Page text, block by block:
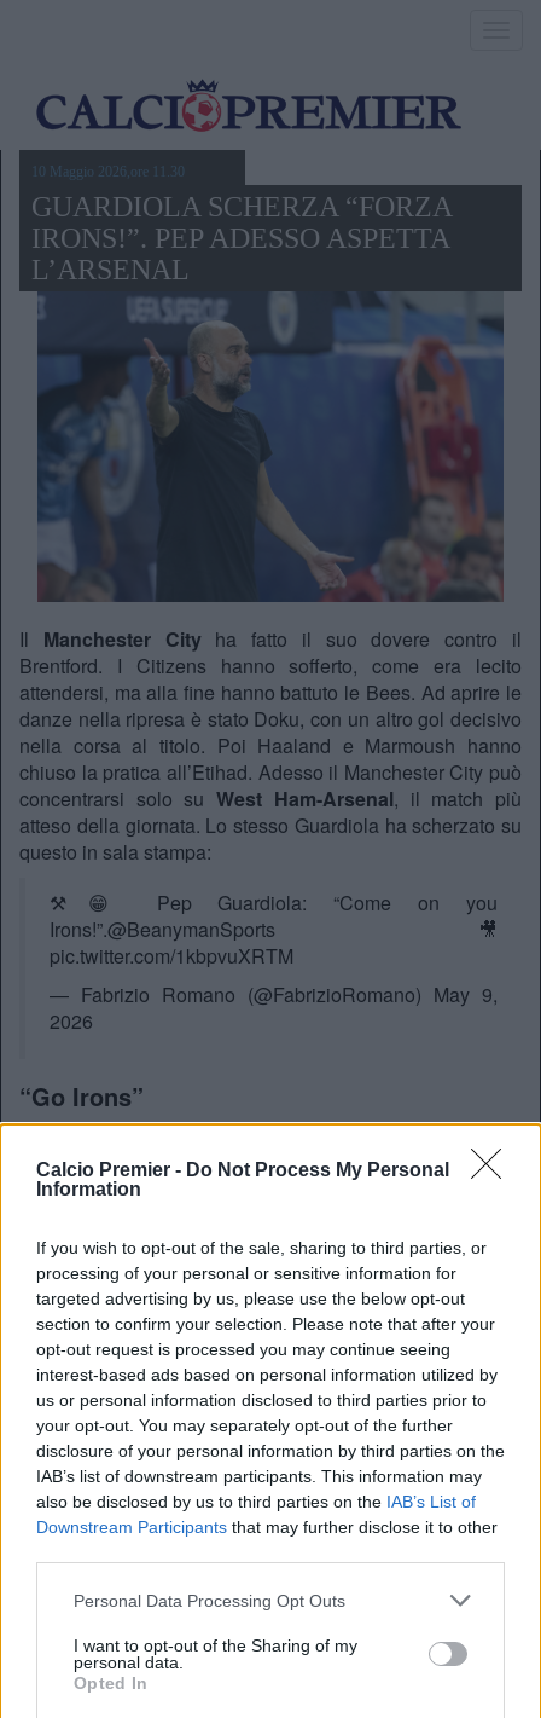
Calcio Premier - Do Not Process My Personal
Information
If you wish to opt-out of the sale, sharing to third parties, or
processing of your personal or sensitive information for
targeted advertising by us, please use the below opt-out
section to confirm your selection. Please note that after your
opt-out request is processed you may continue seeing
interest-based ads based on personal information utilized by
us or personal information disclosed to third parties prior to
your opt-out. You may separately opt-out of the further
disclosure of your personal information by third parties on the
IAB’s list of downstream participants. This information may
also be disclosed by us to third parties on the IAB’s List of
Downstream Participants that may further disclose it to other
Personal Data Processing Opt Outs
I want to opt-out of the Sharing of my
personal data.
Opted In
10 Maggio 2026,ore 11.30
GUARDIOLA SCHERZA “FORZA
IRONS!”. PEP ADESSO ASPETTA
L’ARSENAL
Il Manchester Cityha fatto il suo dovere contro il
Brentford. I Citizens hanno sofferto, come era lecito
attendersi, ma alla fine hanno battuto le Bees. Ad aprire le
danze nella ripresa è stato Doku, con un altro gol decisivo
nella corsa al titolo. Poi Haaland e Marmoush hanno
chiuso la pratica all’Etihad. Adesso il Manchester City può
concentrarsi solo suWest Ham-Arsenal, il match più
atteso della giornata. Lo stesso Guardiola ha scherzato su
questo in sala stampa:
⚒️😁 Pep Guardiola: “Come on you
Irons!”.@BeanymanSports 🎥
pic.twitter.com/1kbpvuXRTM
— Fabrizio Romano (@FabrizioRomano) May 9,
2026
“Go Irons”
“Il Brentford è un avversario davvero ostico. In questa
stagione lo hanno dimostrato ovunque abbiano giocato. Le
transizioni, i calci piazzati, le rimesse laterali. Abbiamo
partita davvero buona, soprattutto sulla fascia sinistra nel
primo tempo. Nel secondo tempo, da entrambe le parti.
Jeremy (Doku ) è eccezionale in molte cose. La differenza
nel secondo tempo è stata che abbiamo mandato più
giocatori in area. Ecco perché abbiamo faticato a
concretizzare nel primo tempo. Alla fine, otteniamo un
ottimo risultato e andiamo avanti.Forza Irons!”